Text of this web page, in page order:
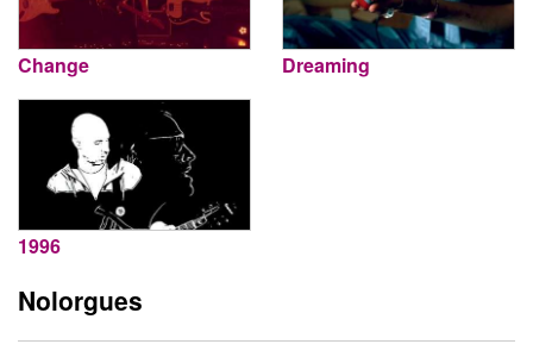
Change Dreaming
1996
Nolorgues